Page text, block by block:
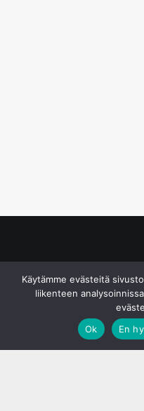
Käytämme evästeitä
liikenteen
Ok
En